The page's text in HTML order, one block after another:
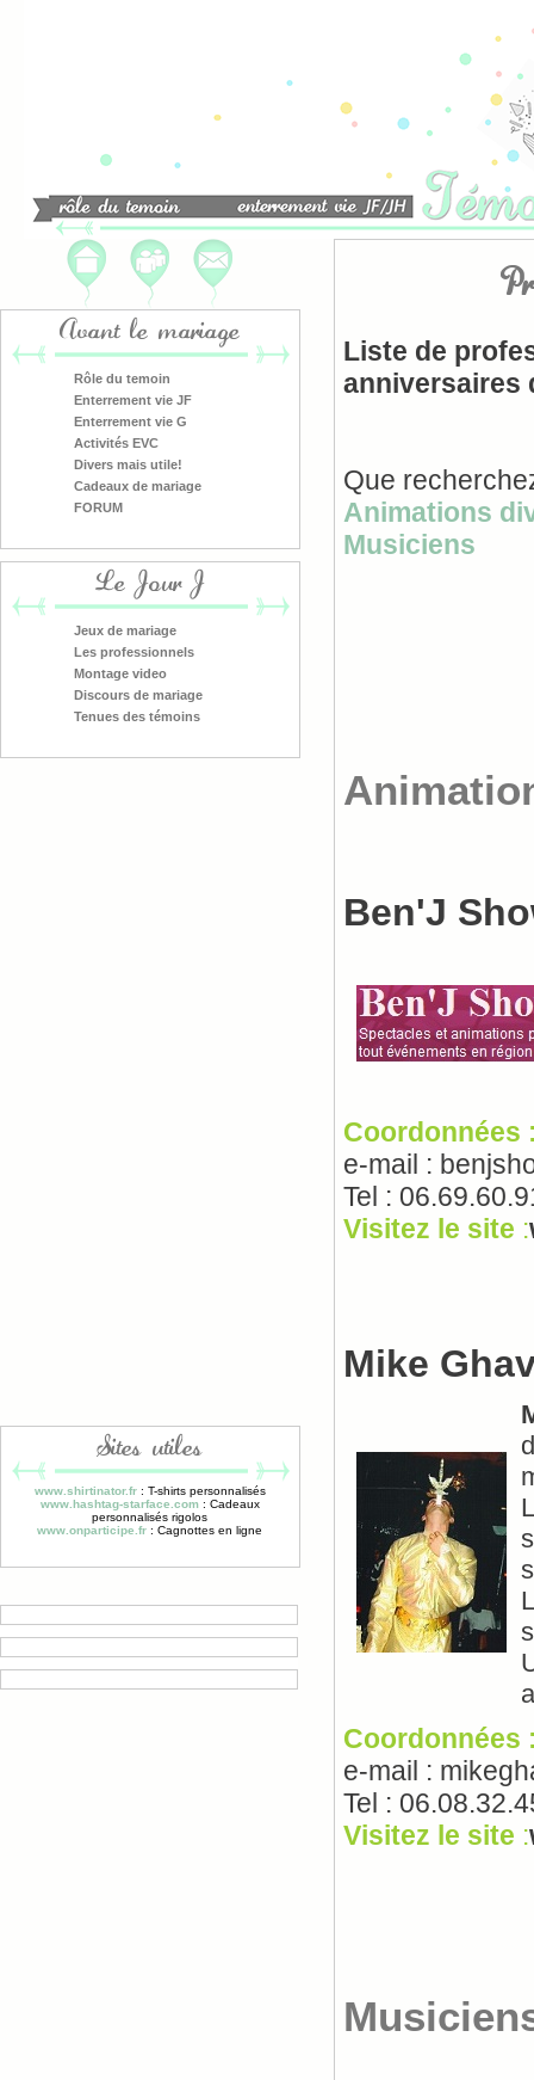
Avant le mariage
Rôle du temoin
Enterrement vie JF
Enterrement vie G
Activités EVC
Divers mais utile!
Cadeaux de mariage
FORUM
Le Jour J
Jeux de mariage
Les professionnels
Montage video
Discours de mariage
Tenues des témoins
Sites utiles
www.shirtinator.fr : T-shirts personnalisés
www.hashtag-starface.com : Cadeaux
personnalisés rigolos
www.onparticipe.fr : Cagnottes en ligne
Liste de
anniversaires
Que
Animations
Musiciens
Ben'J
Coordonnées
e-mail :
Tel :
Visitez le site :
Mike
Coordonnées
e-mail :
Tel :
Visitez le site :